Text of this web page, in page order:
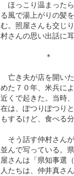
ほっこり温まった
る風で湯上がりの髪
む。照屋さんも交じ
村さんの思い出話に耳
＊
亡き夫が店を開い
めた７０年、米兵に
近くで起きた。当時
在は、ぽつりぽつり
もするけど、食べる
そう話す仲村さん
並んで写っている。
屋さんは「県知事選
人たちは、仲井真さ